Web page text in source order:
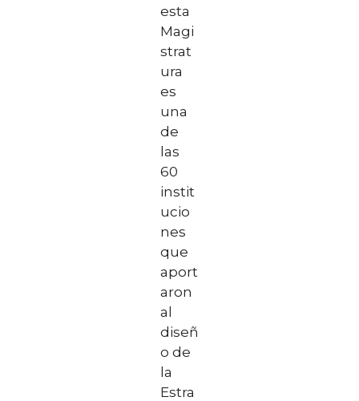
esta
Magi
strat
ura
es
una
de
las
60
instit
ucio
nes
que
aport
aron
al
diseñ
o de
la
Estra